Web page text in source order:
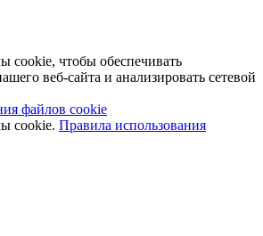
cookie, чтобы обеспечивать
веб-сайта и анализировать сетевой
файлов cookie
cookie. Правила использования